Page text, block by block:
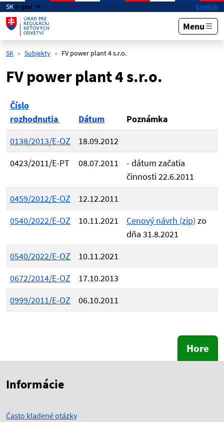
Preskočiť na hlavný obsah
SKe-gov English
Menu
SK Subjekty FV power plant 4 s.r.o.
FV power plant 4 s.r.o.
Číslo
rozhodnutia
Dátum
Poznámka
0138/2013/E-OZ
18.09.2012
0423/2011/E-PT
08.07.2011
- dátum začatia
činnosti 22.6.2011
0459/2012/E-OZ
12.12.2011
0540/2022/E-OZ
10.11.2021 Cenový návrh (zip) zo
dňa 31.8.2021
0540/2022/E-OZ
10.11.2021
0672/2014/E-OZ
17.10.2013
0999/2011/E-OZ
06.10.2011
Hore
Informácie
Často kladené otázky